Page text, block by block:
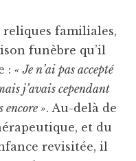
familiales,
funèbre qu’il
: « Je n’ai pas accepté
j’avais cependant
encore ». Au-delà de
et du
revisitée, il